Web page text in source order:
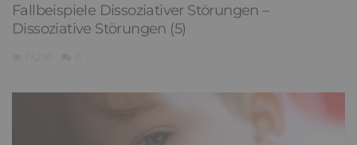
Fallbeispiele Dissoziativer Störungen –
Dissoziative Störungen (5)